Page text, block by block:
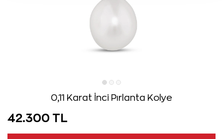
0,11 Karat İnci Pırlanta Kolye
42.300 TL